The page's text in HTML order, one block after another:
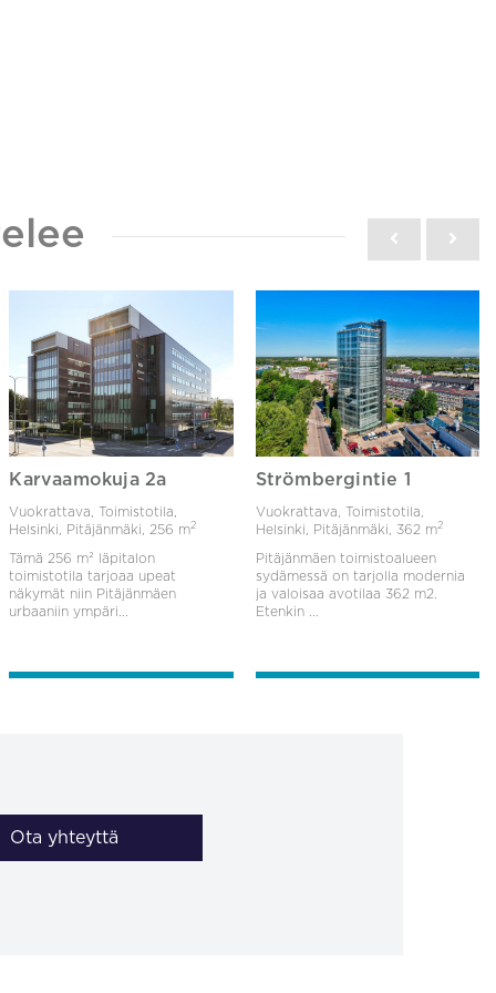
Karvaamokuja 2a
Vuokrattava, Toimistotila,
Helsinki, Pitäjänmäki, 256 m2
Tämä 256 m² läpitalon
toimistotila tarjoaa upeat
näkymät niin Pitäjänmäen
urbaaniin ympäri...
Strömbergintie 1
Vuokrattava, Toimistotila,
Helsinki, Pitäjänmäki,
362 m2
Pitäjänmäen toimistoalueen
sydämessä on tarjolla modernia
ja valoisaa avotilaa 362 m2.
Etenkin ...
Ota yhteyttä